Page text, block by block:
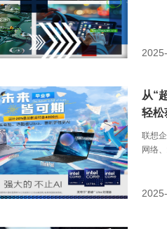
从“
轻松
联想
网络